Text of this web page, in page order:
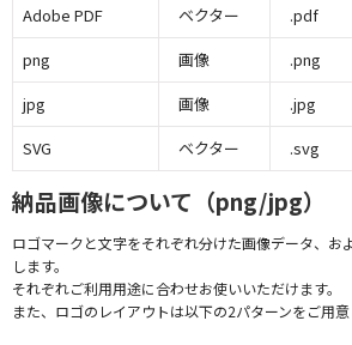
Adobe PDF
ベクター
.pdf
png
画像
.png
jpg
画像
.jpg
SVG
ベクター .svg
納品画像について（png/jpg）
ロゴマークと文字をそれぞれ分けた画像データ、お
します。
それぞれご利用用途に合わせお使いいただけます。
また、ロゴのレイアウトは以下の2パターンをご用意